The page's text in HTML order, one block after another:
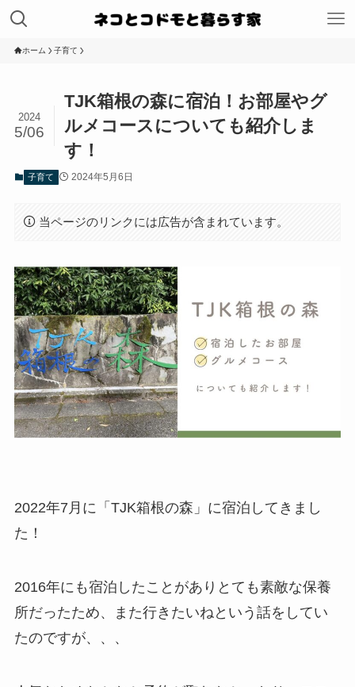
ホーム 子育て
TJK箱根の森に宿泊！お部屋やグ
ルメコースについても紹介しま
す！
2024
5/06
子育て 2024年5月6日
当ページのリンクには広告が含まれています。
2022年7月に「TJK箱根の森」に宿泊してきまし
た！
2016年にも宿泊したことがありとても素敵な保養
所だったため、また行きたいねという話をしてい
たのですが、、、